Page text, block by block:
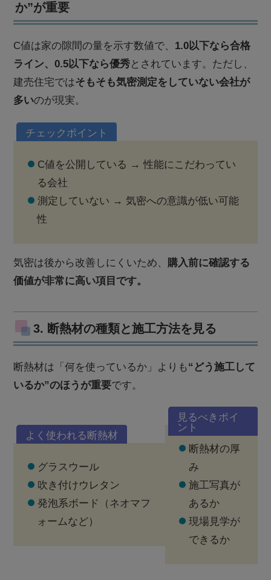
か”が重要
C値は家の隙間の量を示す数値で、 1.0以下なら合格
ライン、0.5以下なら優秀とされています。ただし、
建売住宅ではそもそも気密測定をしていない会社が
多いのが現実。
チェックポイント
C値を公開している → 性能にこだわってい
る会社
測定していない → 気密への意識が低い可能
性
気密は後から改善しにくいため、 購入前に確認する
価値が非常に高い項目です。
3. 断熱材の種類と施工方法を見る
断熱材は「何を使っているか」よりも“どう施工して
いるか”のほうが重要です。
よく使われる断熱材
グラスウール
吹き付けウレタン
発泡系ボード（ネオマフ
ォームなど）
見るべきポイ
ント
断熱材の厚
み
施工写真が
あるか
現場見学が
できるか